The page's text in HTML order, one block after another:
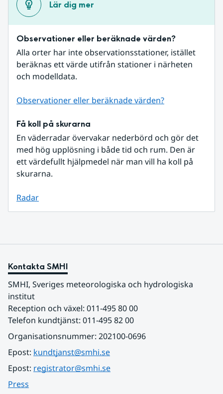
Lär dig mer
Observationer eller beräknade värden?
Alla orter har inte observationsstationer, istället
beräknas ett värde utifrån stationer i närheten
och modelldata.
Observationer eller beräknade värden?
Få koll på skurarna
En väderradar övervakar nederbörd och gör det
med hög upplösning i både tid och rum. Den är
ett värdefullt hjälpmedel när man vill ha koll på
skurarna.
Radar
Kontakta SMHI
SMHI, Sveriges meteorologiska och hydrologiska
institut
Reception och växel: 011-495 80 00
Telefon kundtjänst: 011-495 82 00
Organisationsnummer: 202100-0696
Epost: kundtjanst@smhi.se
Epost: registrator@smhi.se
Press